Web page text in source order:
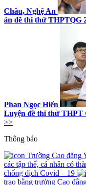
Châu, Nghệ An
án đề thi thử THPTQG
Phan Ngọc Hiển
Luyện đề thi thử THPT
>>
Thông báo
Trường Cao đẳng
các tập thể, cá nhân có
chống dịch Covid – 19
trao bằng trường Cao